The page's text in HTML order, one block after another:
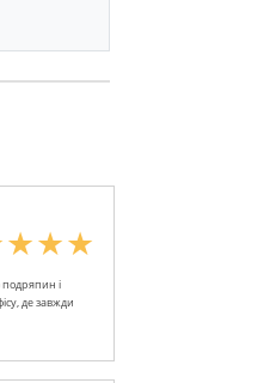
подряпин і
де завжди